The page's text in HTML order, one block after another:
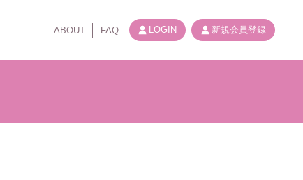
ABOUT FAQ LOGIN 新規会員登録